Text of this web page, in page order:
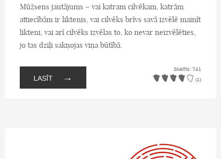
Mūžsens jautājums – vai katram cilvēkam, katrām
attiecībām ir liktenis, vai cilvēks brīvs savā izvēlē mainīt
likteni, vai arī cilvēks izvēlas to, ko nevar neizvēlēties,
jo tas dziļi sakņojas viņa būtībā.
LASĪT →
Skatīts: 741
(1)